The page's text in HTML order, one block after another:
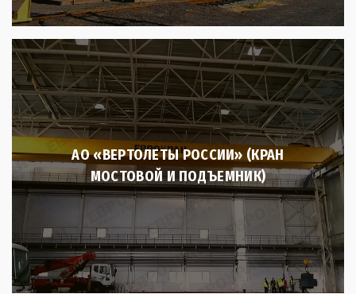
АО «ВЕРТОЛЕТЫ РОССИИ» (КРАН
МОСТОВОЙ И ПОДЪЕМНИК)